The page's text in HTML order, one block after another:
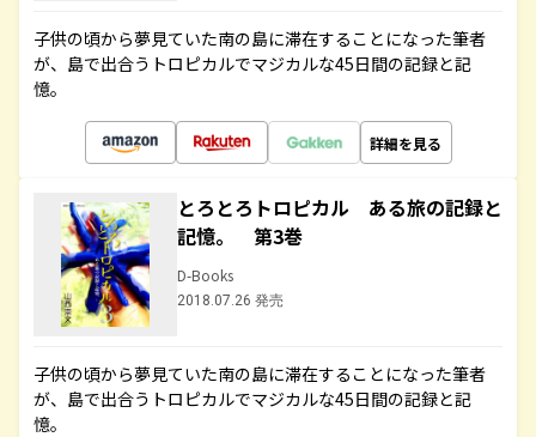
子供の頃から夢見ていた南の島に滞在することになった筆者
が、島で出合うトロピカルでマジカルな45日間の記録と記
憶。
詳細を見る
とろとろトロピカル ある旅の記録と
記憶。 第3巻
D-Books
2018.07.26 発売
子供の頃から夢見ていた南の島に滞在することになった筆者
が、島で出合うトロピカルでマジカルな45日間の記録と記
憶。